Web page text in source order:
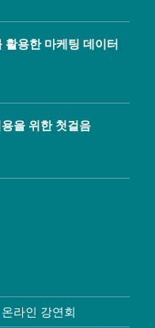
용한 마케팅 데이터
을 위한 첫걸음
라인 강연회